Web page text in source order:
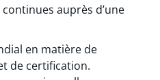
auprès d’une
en matière de
de certification.